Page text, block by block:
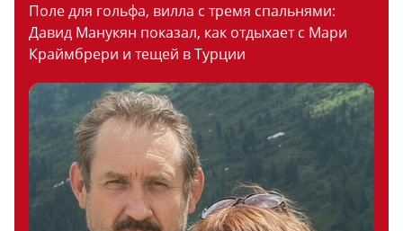
Поле для гольфа, вилла с тремя спальнями:
Давид Манукян показал, как отдыхает с Мари
Краймбрери и тещей в Турции